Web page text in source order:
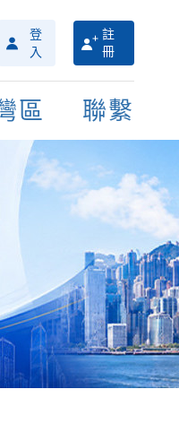
登
入
註
冊
區 聯繫